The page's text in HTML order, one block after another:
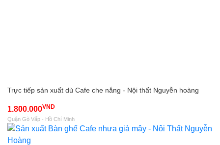
Trực tiếp sản xuất dù Cafe che nắng - Nội thất Nguyễn hoàng
1.800.000VND
Quận Gò Vấp - Hồ Chí Minh